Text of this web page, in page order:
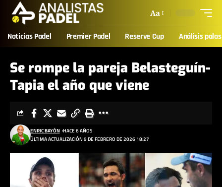
Aa
Noticias Padel Premier Padel Reserve Cup Análisis palas
Se rompe la pareja Belasteguín-
Tapia el año que viene
ÚLTIMA ACTUALIZACIÓN 9 DE FEBRERO DE 2026 18:27
ENRIC BAYÓN HACE 6 AÑOS